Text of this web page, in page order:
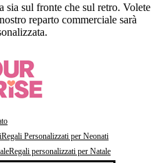
sia sul fronte che sul retro. Volete
reparto commerciale sarà
Regali Personalizzati per Neonati
Regali personalizzati per Natale